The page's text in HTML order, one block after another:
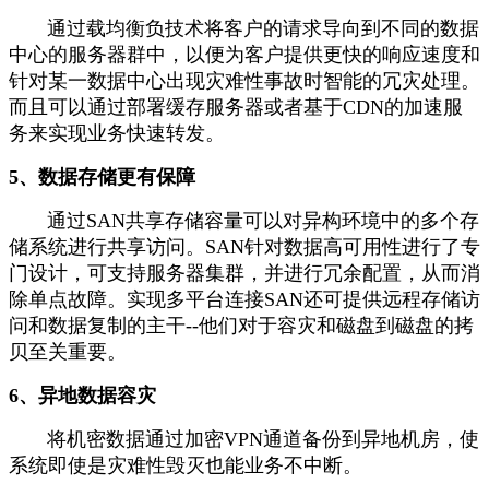
通过载均衡负技术将客户的请求导向到不同的数据
中心的服务器群中，以便为客户提供更快的响应速度和
针对某一数据中心出现灾难性事故时智能的冗灾处理。
而且可以通过部署缓存服务器或者基于CDN的加速服
务来实现业务快速转发。
5、数据存储更有保障
通过SAN共享存储容量可以对异构环境中的多个存
储系统进行共享访问。SAN针对数据高可用性进行了专
门设计，可支持服务器集群，并进行冗余配置，从而消
除单点故障。实现多平台连接SAN还可提供远程存储访
问和数据复制的主干--他们对于容灾和磁盘到磁盘的拷
贝至关重要。
6、异地数据容灾
将机密数据通过加密VPN通道备份到异地机房，使
系统即使是灾难性毁灭也能业务不中断。